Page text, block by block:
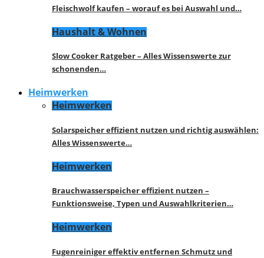
Fleischwolf kaufen – worauf es bei Auswahl und…
Haushalt & Wohnen
Slow Cooker Ratgeber – Alles Wissenswerte zur
schonenden…
Heimwerken
Heimwerken
Solarspeicher effizient nutzen und richtig auswählen:
Alles Wissenswerte…
Heimwerken
Brauchwasserspeicher effizient nutzen –
Funktionsweise, Typen und Auswahlkriterien…
Heimwerken
Fugenreiniger effektiv entfernen Schmutz und